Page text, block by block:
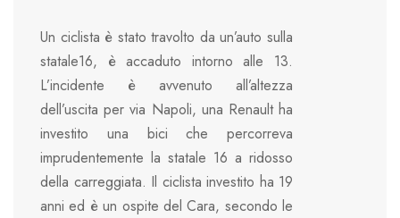
Un ciclista è stato travolto da un’auto sulla
statale16, è accaduto intorno alle 13.
L’incidente è avvenuto all’altezza
dell’uscita per via Napoli, una Renault ha
investito una bici che percorreva
imprudentemente la statale 16 a ridosso
della carreggiata. Il ciclista investito ha 19
anni ed è un ospite del Cara, secondo le